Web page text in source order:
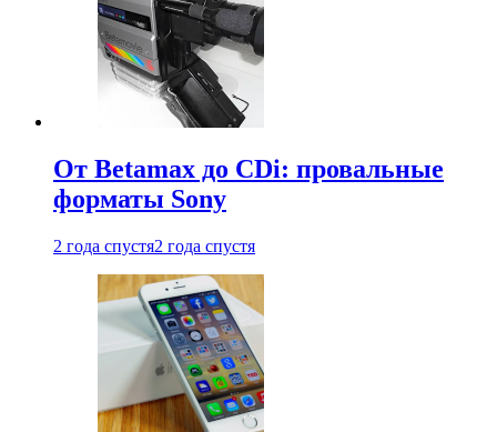
От Betamax до CDi: провальные
форматы Sony
2 года спустя2 года спустя